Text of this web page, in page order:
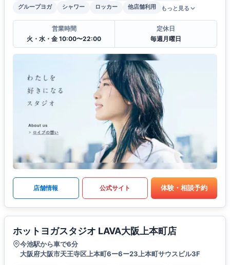
グループヨガ
シャワー ロッカー 他店舗利用 もっと見る
営業時間
火・水・金 10:00〜22:00
定休日
毎週月曜日
店舗情報 公式サイト 体験・相談予約
ホットヨガスタジオ LAVA大阪上本町店
今池駅から車で6分
大阪府大阪市天王寺区上本町6ー6ー23上本町サウスビル3F